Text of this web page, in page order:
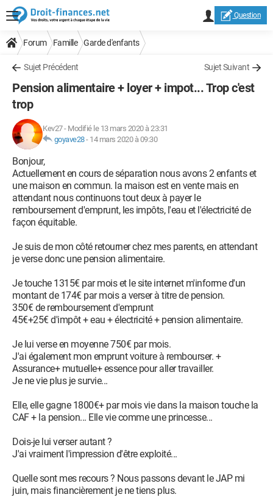
Question
Forum Famille Garde d'enfants
Sujet Précédent Sujet Suivant
Pension alimentaire + loyer + impot... Trop c'est
trop
Kev27- Modifié le 13 mars 2020 à 23:31
goyave28- 14 mars 2020 à 09:30
Bonjour,
Actuellement en cours de séparation nous avons 2 enfants et
une maison en commun. la maison est en vente mais en
attendant nous continuons tout deux à payer le
remboursement d'emprunt, les impôts, l'eau et l'électricité de
façon équitable.
Je suis de mon côté retourner chez mes parents, en attendant
je verse donc une pension alimentaire.
Je touche 1315€ par mois et le site internet m'informe d'un
montant de 174€ par mois a verser à titre de pension.
350€ de remboursement d'emprunt
45€+25€ d'impôt + eau + électricité + pension alimentaire.
Je lui verse en moyenne 750€ par mois.
J'ai également mon emprunt voiture à rembourser. +
Assurance+ mutuelle+ essence pour aller travailler.
Je ne vie plus je survie...
Elle, elle gagne 1800€+ par mois vie dans la maison touche la
CAF + la pension... Elle vie comme une princesse...
Dois-je lui verser autant ?
J'ai vraiment l'impression d'être exploité...
Quelle sont mes recours ? Nous passons devant le JAP mi
juin, mais financièrement je ne tiens plus.